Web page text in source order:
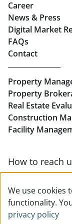
Real Estate in
Buy Apartments
Retail in Linz
Career
News & Press
Digital Market
FAQs
Contact
Property
Property
Real Estate
Construction
Facility
How to reach
We use cookies
functionality.
privacy policy